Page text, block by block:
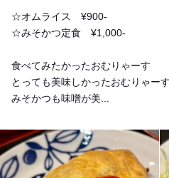
☆オムライス ¥900-
☆みそかつ定食 ¥1,000-
食べてみたかったおむりゃーす
とっても美味しかったおむりゃーす
みそかつも味噌が美...